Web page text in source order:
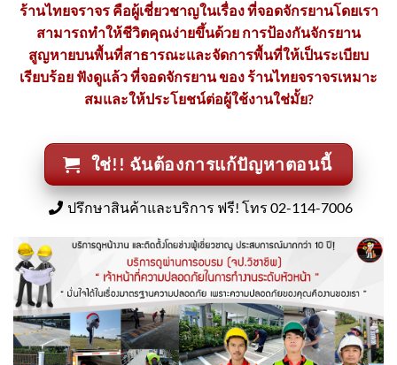
ร้านไทยจราจร คือผู้เชี่ยวชาญในเรื่อง ที่จอดจักรยานโดยเรา
สามารถทำให้ชีวิตคุณง่ายขึ้นด้วย การป้องกันจักรยาน
สูญหายบนพื้นที่สาธารณะและจัดการพื้นที่ให้เป็นระเบียบ
เรียบร้อย ฟังดูแล้ว ที่จอดจักรยาน ของ ร้านไทยจราจรเหมาะ
สมและให้ประโยชน์ต่อผู้ใช้งานใช่มั้ย?
ใช่!! ฉันต้องการแก้ปัญหาตอนนี้
ปรึกษาสินค้าและบริการ ฟรี! โทร 02-114-7006